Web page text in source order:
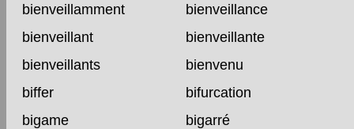
bienveillamment
bienveillance
bienveillant
bienveillante
bienveillants
bienvenu
biffer
bifurcation
bigame
bigarré